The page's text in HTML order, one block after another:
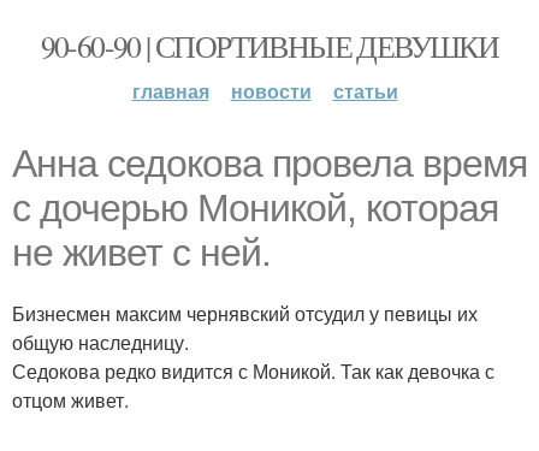
90-60-90 | СПОРТИВНЫЕ ДЕВУШКИ
главная новости статьи
Анна седокова провела время
с дочерью Моникой, которая
не живет с ней.
Бизнесмен максим чернявский отсудил у певицы их
общую наследницу.
Седокова редко видится с Моникой. Так как девочка с
отцом живет.